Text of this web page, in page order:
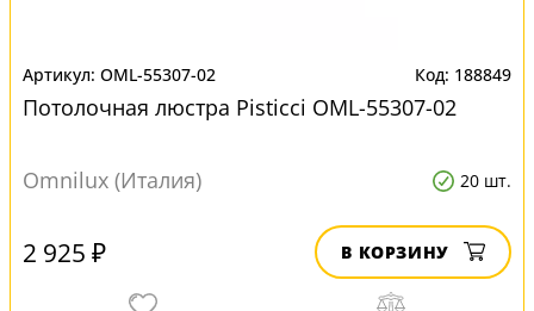
OML-55307-02 188849
Потолочная люстра Pisticci OML-55307-02
Omnilux (Италия) 20 шт.
2 925 ₽ В КОРЗИНУ